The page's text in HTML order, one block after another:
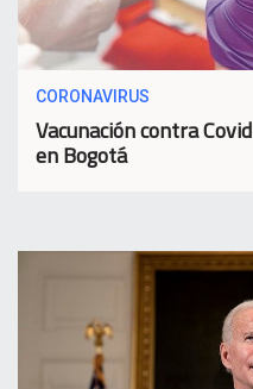
CORONAVIRUS
Vacunación contra
en Bogotá